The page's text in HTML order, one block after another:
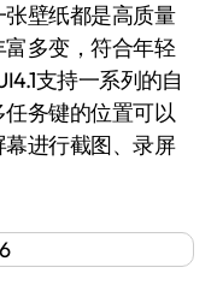
壁纸都是高质量
多变，符合年轻
支持一系列的自
务键的位置可以
进行截图、录屏